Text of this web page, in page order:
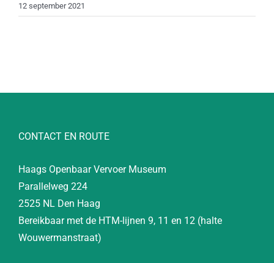
12 september 2021
CONTACT EN ROUTE
Haags Openbaar Vervoer Museum
Parallelweg 224
2525 NL Den Haag
Bereikbaar met de HTM-lijnen 9, 11 en 12 (halte
Wouwermanstraat)